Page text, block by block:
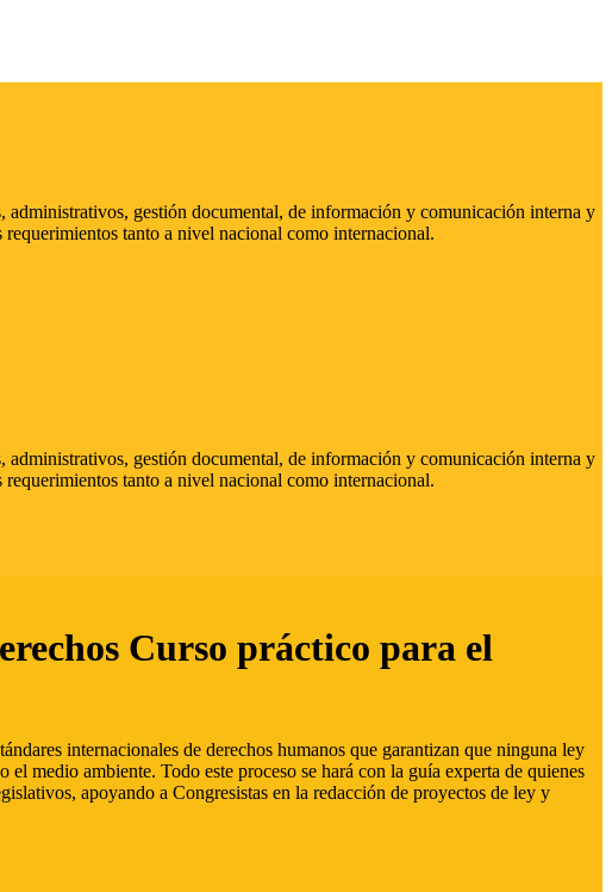
gestión documental, de información y comunicación interna y
tanto a nivel nacional como internacional.
gestión documental, de información y comunicación interna y
tanto a nivel nacional como internacional.
Curso práctico para el
internacionales de derechos humanos que garantizan que ninguna ley
medio ambiente. Todo este proceso se hará con la guía experta de quienes
apoyando a Congresistas en la redacción de proyectos de ley y